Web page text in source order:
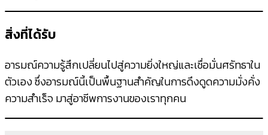
สิ่งที่ได้รับ
อารมณ์ความรู้สึกเปลี่ยนไปสู่ความยิ่งใหญ่และเชื่อมั่นศรัทธาใน
ตัวเอง ซึ่งอารมณ์นี้เป็นพื้นฐานสำคัญในการดึงดูดความมั่งคั่ง
ความสำเร็จ มาสู่อาชีพการงานของเราทุกคน